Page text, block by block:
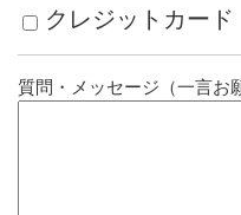
クレジットカード
質問・メッセージ（一言お